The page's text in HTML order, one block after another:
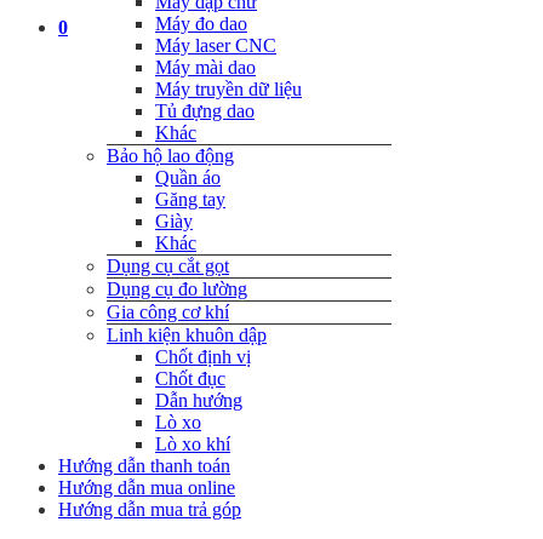
0
Máy đo dao
Máy laser CNC
Máy mài dao
Máy truyền dữ liệu
Tủ đựng dao
Khác
Bảo hộ lao động
Quần áo
Găng tay
Giày
Khác
Dụng cụ cắt gọt
Dụng cụ đo lường
Gia công cơ khí
Linh kiện khuôn dập
Chốt định vị
Chốt đục
Dẫn hướng
Lò xo
Lò xo khí
Hướng dẫn thanh toán
Hướng dẫn mua online
Hướng dẫn mua trả góp